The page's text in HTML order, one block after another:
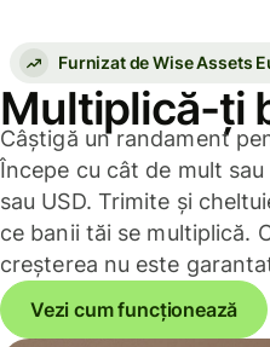
Furnizat de Wise Assets
Multiplică-ți
Câștigă un randament
Începe cu cât de mult sau
sau USD. Trimite și
ce banii tăi se multiplică.
creșterea nu este
Vezi cum funcționează